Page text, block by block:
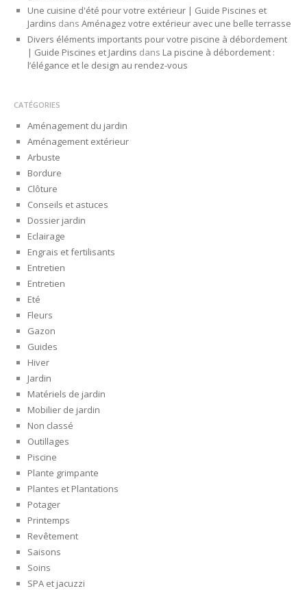
Une cuisine d'été pour votre extérieur | Guide Piscines et
Jardins dans Aménagez votre extérieur avec une belle terrasse
Divers éléments importants pour votre piscine à débordement
| Guide Piscines et Jardins dans La piscine à débordement :
l’élégance et le design au rendez-vous
CATÉGORIES
Aménagement du jardin
Aménagement extérieur
Arbuste
Bordure
Clôture
Conseils et astuces
Dossier jardin
Eclairage
Engrais et fertilisants
Entretien
Entretien
Eté
Fleurs
Gazon
Guides
Hiver
Jardin
Matériels de jardin
Mobilier de jardin
Non classé
Outillages
Piscine
Plante grimpante
Plantes et Plantations
Potager
Printemps
Revêtement
Saisons
Soins
SPA et jacuzzi